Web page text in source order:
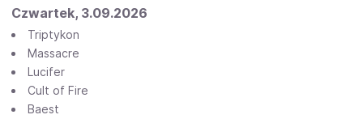
Czwartek, 3.09.2026
Triptykon
Massacre
Lucifer
Cult of Fire
Baest